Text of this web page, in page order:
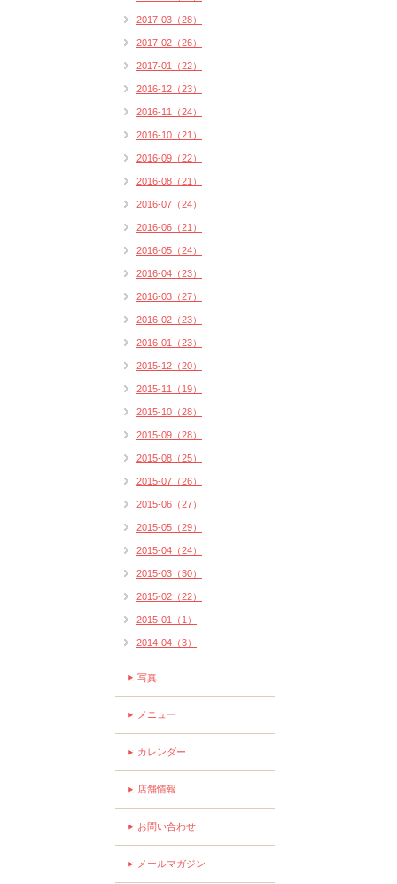
2017-03（28）
2017-02（26）
2017-01（22）
2016-12（23）
2016-11（24）
2016-10（21）
2016-09（22）
2016-08（21）
2016-07（24）
2016-06（21）
2016-05（24）
2016-04（23）
2016-03（27）
2016-02（23）
2016-01（23）
2015-12（20）
2015-11（19）
2015-10（28）
2015-09（28）
2015-08（25）
2015-07（26）
2015-06（27）
2015-05（29）
2015-04（24）
2015-03（30）
2015-02（22）
2015-01（1）
2014-04（3）
写真
メニュー
カレンダー
店舗情報
お問い合わせ
メールマガジン